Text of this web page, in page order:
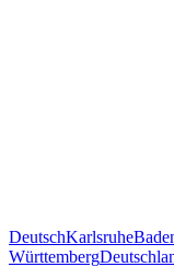
DeutschKarlsruhe
Württemberg